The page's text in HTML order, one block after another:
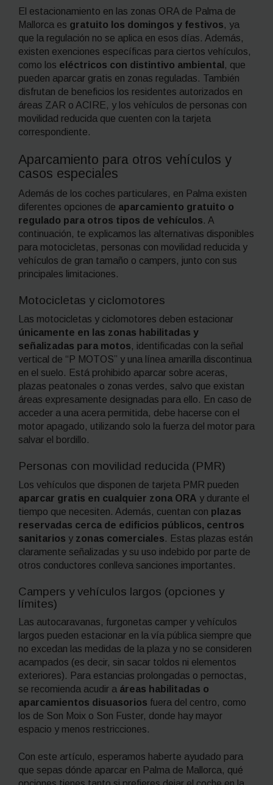
El estacionamiento en las zonas ORA de Palma de
Mallorca es gratuito los domingos y festivos, ya
que la regulación no se aplica en esos días. Además,
existen exenciones específicas para ciertos vehículos,
como los eléctricos con distintivo ambiental , que
pueden aparcar gratis en zonas reguladas. También
disfrutan de beneficios los residentes autorizados en
áreas ZAR o ACIRE, y los vehículos de personas con
movilidad reducida que cuenten con la tarjeta
correspondiente.
Aparcamiento para otros vehículos y
casos especiales
Además de los coches particulares, en Palma existen
diferentes opciones de aparcamiento gratuito o
regulado para otros tipos de vehículos. A
continuación, te explicamos las alternativas disponibles
para motocicletas, personas con movilidad reducida y
vehículos de gran tamaño o campers, junto con sus
principales limitaciones.
Motocicletas y ciclomotores
Las motocicletas y ciclomotores deben estacionar
únicamente en las zonas habilitadas y
señalizadas para motos, identificadas con la señal
vertical de “P MOTOS” y una línea amarilla discontinua
en el suelo. Está prohibido aparcar sobre aceras,
plazas peatonales o zonas verdes, salvo que existan
áreas expresamente designadas para ello. En caso de
acceder a una acera permitida, debe hacerse con el
motor apagado, utilizando solo la fuerza del motor para
salvar el bordillo.
Personas con movilidad reducida (PMR)
Los vehículos que disponen de tarjeta PMR pueden
aparcar gratis en cualquier zona ORA y durante el
tiempo que necesiten. Además, cuentan con plazas
reservadas cerca de edificios públicos, centros
sanitarios y zonas comerciales. Estas plazas están
claramente señalizadas y su uso indebido por parte de
otros conductores conlleva sanciones importantes.
Campers y vehículos largos (opciones y
límites)
Las autocaravanas, furgonetas camper y vehículos
largos pueden estacionar en la vía pública siempre que
no excedan las medidas de la plaza y no se consideren
acampados (es decir, sin sacar toldos ni elementos
exteriores). Para estancias prolongadas o pernoctas,
se recomienda acudir a áreas habilitadas o
aparcamientos disuasorios fuera del centro, como
los de Son Moix o Son Fuster, donde hay mayor
espacio y menos restricciones.
Con este artículo, esperamos haberte ayudado para
que sepas dónde aparcar en Palma de Mallorca, qué